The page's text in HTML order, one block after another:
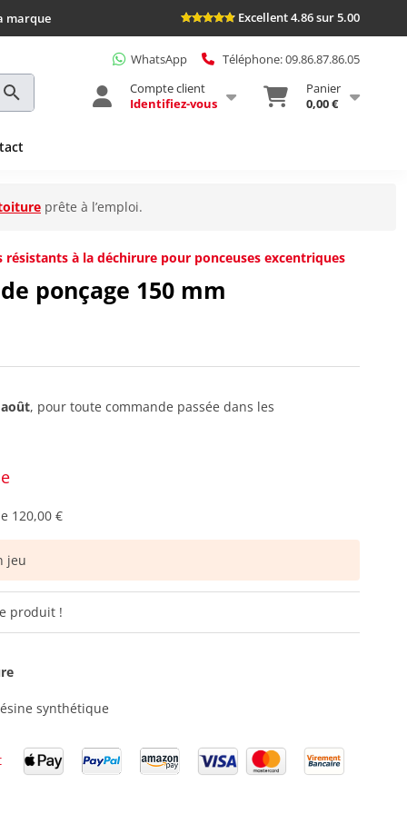
marque Excellent 4.86 sur 5.00
WhatsApp
Téléphone: 09.86.87.86.05
Compte client
Identifiez-vous
Panier
0,00 €
prête à l’emploi.
à la déchirure pour ponceuses excentriques
ponçage 150 mm
, pour toute commande passée dans les
120,00 €
jeu
produit !
synthétique